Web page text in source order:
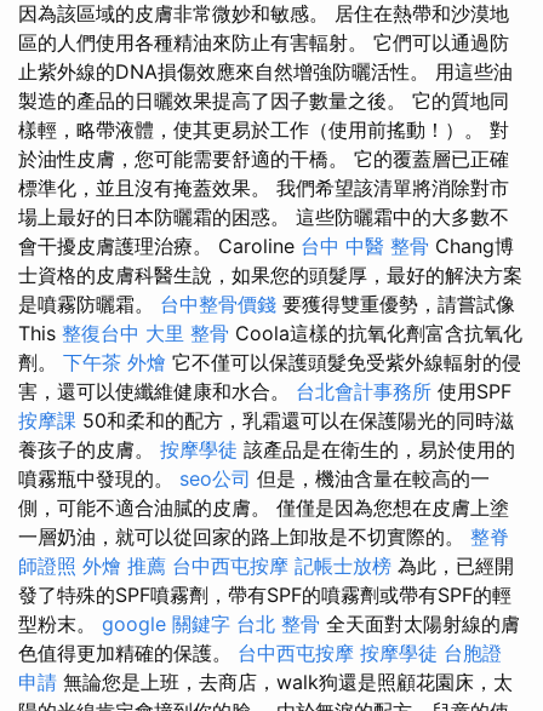
因為該區域的皮膚非常微妙和敏感。 居住在熱帶和沙漠地
區的人們使用各種精油來防止有害輻射。 它們可以通過防
止紫外線的DNA損傷效應來自然增強防曬活性。 用這些油
製造的產品的日曬效果提高了因子數量之後。 它的質地同
樣輕，略帶液體，使其更易於工作（使用前搖動！）。 對
於油性皮膚，您可能需要舒適的干橋。 它的覆蓋層已正確
標準化，並且沒有掩蓋效果。 我們希望該清單將消除對市
場上最好的日本防曬霜的困惑。 這些防曬霜中的大多數不
會干擾皮膚護理治療。 Caroline 台中 中醫 整骨 Chang博
士資格的皮膚科醫生說，如果您的頭髮厚，最好的解決方案
是噴霧防曬霜。 台中整骨價錢 要獲得雙重優勢，請嘗試像
This 整復台中 大里 整骨 Coola這樣的抗氧化劑富含抗氧化
劑。 下午茶 外燴 它不僅可以保護頭髮免受紫外線輻射的侵
害，還可以使纖維健康和水合。 台北會計事務所 使用SPF
按摩課 50和柔和的配方，乳霜還可以在保護陽光的同時滋
養孩子的皮膚。 按摩學徒 該產品是在衛生的，易於使用的
噴霧瓶中發現的。 seo公司 但是，機油含量在較高的一
側，可能不適合油膩的皮膚。 僅僅是因為您想在皮膚上塗
一層奶油，就可以從回家的路上卸妝是不切實際的。 整脊
師證照 外燴 推薦 台中西屯按摩 記帳士放榜 為此，已經開
發了特殊的SPF噴霧劑，帶有SPF的噴霧劑或帶有SPF的輕
型粉末。 google 關鍵字 台北 整骨 全天面對太陽射線的膚
色值得更加精確的保護。 台中西屯按摩 按摩學徒 台胞證
申請 無論您是上班，去商店，walk狗還是照顧花園床，太